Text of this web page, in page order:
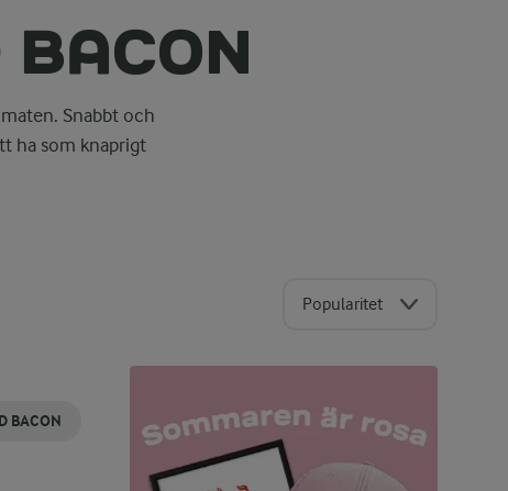
Snabbt och
ha som knaprigt
Popularitet
BACON